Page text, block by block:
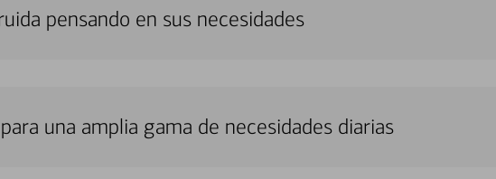
pensando en sus necesidades
una amplia gama de necesidades diarias